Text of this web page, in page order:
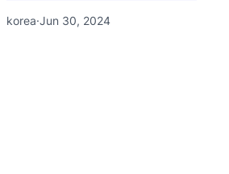
korea·Jun 30, 2024